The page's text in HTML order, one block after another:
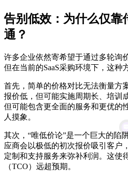
告别低效：为什么仅靠
通？
许多企业依然寄希望于通过多轮询
但在当前的SaaS采购环境下，这种
首先，简单的价格对比无法衡量方
报价低，但可能实施周期长、培训
但可能包含更全面的服务和更优的
人摸象。
其次，“唯低价论”是一个巨大的陷
应商会以极低的初次报价吸引客户
定制和支持服务来弥补利润。这使
（TCO）远超预期。